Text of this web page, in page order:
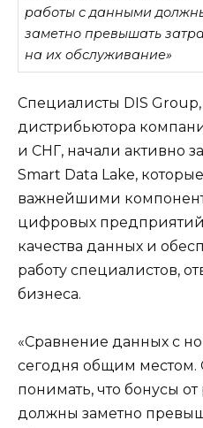
работы с данными
заметно превышать
на их обслуживание»
Специалисты DIS Group,
дистрибьютора
и СНГ, начали активно
Smart Data Lake,
важнейшими
цифровых
качества данных и
работу специалистов,
бизнеса.
«Сравнение данных с
сегодня общим местом.
понимать, что бонусы
должны заметно